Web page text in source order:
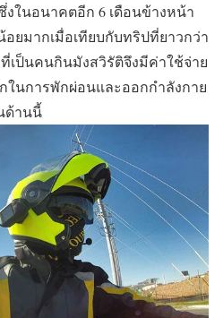
งในอนาคตอีก 6 เดือนข้างหน้า
ยมากเมื่อเทียบกับทริปที่ยาวกว่า
เป็นคนกินมังสวิรัติจึงมีค่าใช้จ่าย
ในการพักผ่อนและออกกำลังกาย
ด้านนี้